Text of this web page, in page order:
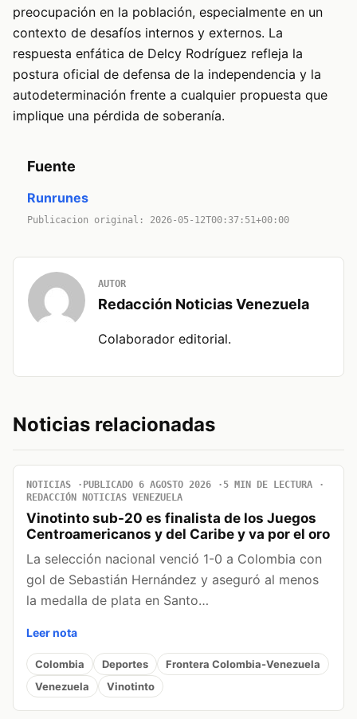
preocupación en la población, especialmente en un
contexto de desafíos internos y externos. La
respuesta enfática de Delcy Rodríguez refleja la
postura oficial de defensa de la independencia y la
autodeterminación frente a cualquier propuesta que
implique una pérdida de soberanía.
Fuente
Runrunes
Publicacion original: 2026-05-12T00:37:51+00:00
AUTOR
Redacción Noticias Venezuela
Colaborador editorial.
Noticias relacionadas
NOTICIAS PUBLICADO 6 AGOSTO 2026
5 MIN DE LECTURA
REDACCIÓN NOTICIAS VENEZUELA
Vinotinto sub-20 es finalista de los Juegos
Centroamericanos y del Caribe y va por el oro
La selección nacional venció 1-0 a Colombia con
gol de Sebastián Hernández y aseguró al menos
la medalla de plata en Santo…
Leer nota
Colombia Deportes
Frontera Colombia-Venezuela
Venezuela
Vinotinto